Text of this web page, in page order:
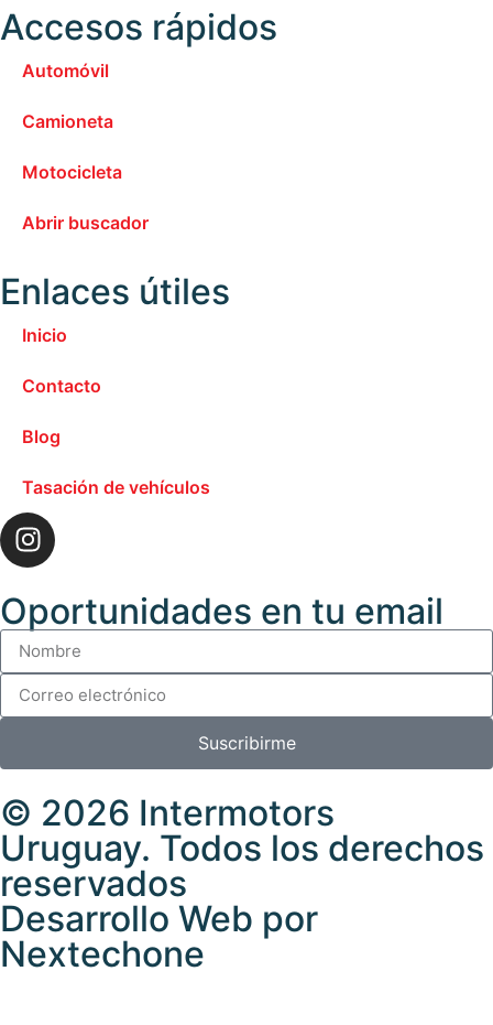
Accesos rápidos
Automóvil
Camioneta
Motocicleta
Abrir buscador
Enlaces útiles
Inicio
Contacto
Blog
Tasación de vehículos
Oportunidades en tu email
Suscribirme
© 2026 Intermotors
Uruguay. Todos los derechos
reservados
Desarrollo Web por
Nextechone